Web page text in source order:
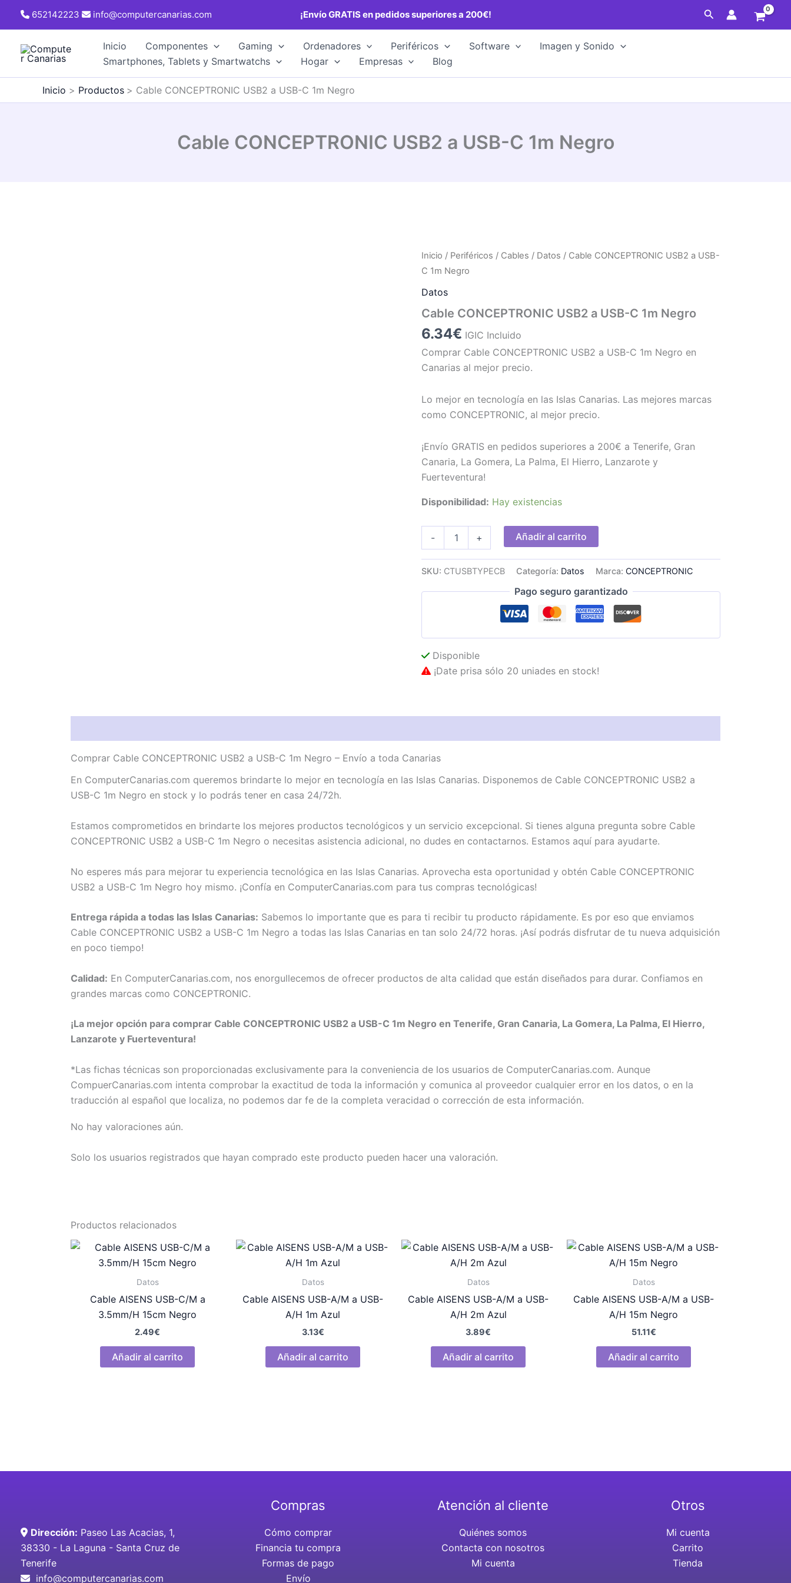
652142223 info@computercanarias.com ¡Envío GRATIS en pedidos superiores a 200€! Buscar
Inicio Componentes Gaming Ordenadores Periféricos Software
Imagen y Sonido
Smartphones, Tablets y Smartwatchs
Hogar Empresas Blog
Inicio Productos Cable CONCEPTRONIC USB2 a USB-C 1m Negro
Cable CONCEPTRONIC USB2 a USB-C 1m Negro
Inicio / Periféricos / Cables / Datos / Cable CONCEPTRONIC USB2 a USB-
C 1m Negro
Datos
Cable CONCEPTRONIC USB2 a USB-C 1m Negro
6.34€ IGIC Incluido
Comprar Cable CONCEPTRONIC USB2 a USB-C 1m Negro en
Canarias al mejor precio.
Lo mejor en tecnología en las Islas Canarias. Las mejores marcas
como CONCEPTRONIC, al mejor precio.
¡Envío GRATIS en pedidos superiores a 200€ a Tenerife, Gran
Canaria, La Gomera, La Palma, El Hierro, Lanzarote y
Fuerteventura!
Disponibilidad: Hay existencias
-
CONCEPTRONIC
a
C
+ Añadir al carrito
SKU: CTUSBTYPECB Categoría: Datos Marca:CONCEPTRONIC
Pago seguro garantizado
Disponible
¡Date prisa sólo 20 uniades en stock!
Comprar Cable CONCEPTRONIC USB2 a USB-C 1m Negro – Envío a toda Canarias
En ComputerCanarias.com queremos brindarte lo mejor en tecnología en las Islas Canarias. Disponemos de Cable CONCEPTRONIC USB2 a
USB-C 1m Negro en stock y lo podrás tener en casa 24/72h.
Estamos comprometidos en brindarte los mejores productos tecnológicos y un servicio excepcional. Si tienes alguna pregunta sobre Cable
CONCEPTRONIC USB2 a USB-C 1m Negro o necesitas asistencia adicional, no dudes en contactarnos. Estamos aquí para ayudarte.
No esperes más para mejorar tu experiencia tecnológica en las Islas Canarias. Aprovecha esta oportunidad y obtén Cable CONCEPTRONIC
USB2 a USB-C 1m Negro hoy mismo. ¡Confía en ComputerCanarias.com para tus compras tecnológicas!
Entrega rápida a todas las Islas Canarias: Sabemos lo importante que es para ti recibir tu producto rápidamente. Es por eso que enviamos
Cable CONCEPTRONIC USB2 a USB-C 1m Negro a todas las Islas Canarias en tan solo 24/72 horas. ¡Así podrás disfrutar de tu nueva adquisición
en poco tiempo!
Calidad: En ComputerCanarias.com, nos enorgullecemos de ofrecer productos de alta calidad que están diseñados para durar. Confiamos en
grandes marcas como CONCEPTRONIC.
¡La mejor opción para comprar Cable CONCEPTRONIC USB2 a USB-C 1m Negro en Tenerife, Gran Canaria, La Gomera, La Palma, El Hierro,
Lanzarote y Fuerteventura!
*Las fichas técnicas son proporcionadas exclusivamente para la conveniencia de los usuarios de ComputerCanarias.com. Aunque
CompuerCanarias.com intenta comprobar la exactitud de toda la información y comunica al proveedor cualquier error en los datos, o en la
traducción al español que localiza, no podemos dar fe de la completa veracidad o corrección de esta información.
No hay valoraciones aún.
Solo los usuarios registrados que hayan comprado este producto pueden hacer una valoración.
Productos relacionados
Datos
Cable AISENS USB-C/M a
3.5mm/H 15cm Negro
2.49€
Añadir al carrito
Datos
Cable AISENS USB-A/M a USB-
A/H 1m Azul
3.13€
Añadir al carrito
Datos
Cable AISENS USB-A/M a USB-
A/H 2m Azul
3.89€
Añadir al carrito
Datos
Cable AISENS USB-A/M a USB-
A/H 15m Negro
51.11€
Añadir al carrito
Dirección: Paseo Las Acacias, 1,
38330 - La Laguna - Santa Cruz de
Tenerife
info@computercanarias.com
Compras
Cómo comprar
Financia tu compra
Formas de pago
Envío
Atención al cliente
Quiénes somos
Contacta con nosotros
Mi cuenta
Otros
Mi cuenta
Carrito
Tienda
C
Negro